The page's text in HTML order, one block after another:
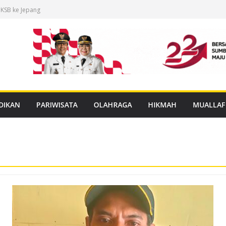
ke Jepang
Rabies
PBG Gratis
Distribusi
PARIWISATA OLAHRAGA HIKMAH MUALLAF